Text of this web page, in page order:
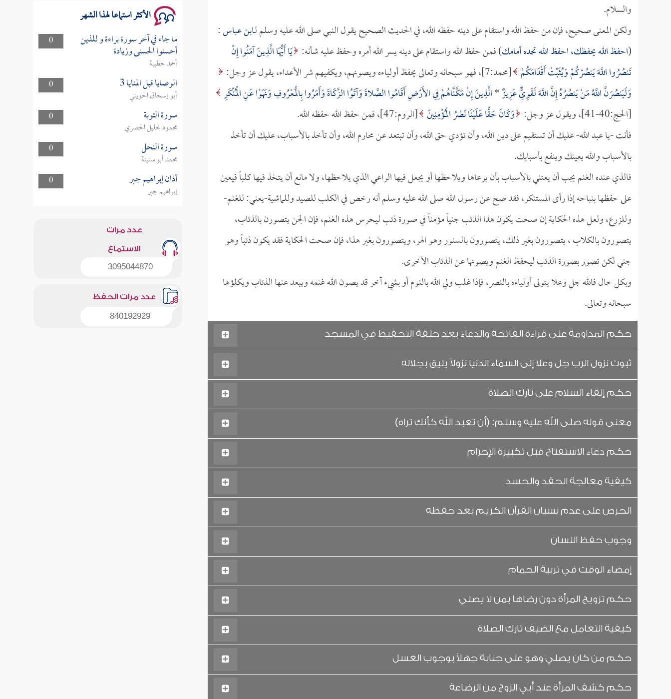
والسلام.
ولكن المعنى صحيح، فإن من حفظ الله واستقام على دينه حفظه الله، في الحديث الصحيح يقول النبي صلى الله عليه وسلم لـابن عباس:
(احفظ الله يحفظك، احفظ الله تجده أمامك) فمن حفظ الله واستقام على دينه يسر الله أمره وحفظ عليه شأنه: يَا أَيُّهَا الَّذِينَ آمَنُوا إِنْ
تَنصُرُوا اللَّهَ يَنصُرْكُمْ وَيُثَبِّتْ أَقْدَامَكُمْ [محمد:7]، فهو سبحانه وتعالى يحفظ أولياءه ويصونهم، ويكفيهم شر الأعداء، يقول عز وجل:
وَلَيَنصُرَنَّ اللَّهُ مَنْ يَنصُرُهُ إِنَّ اللَّهَ لَقَوِيٌّ عَزِيزٌ*الَّذِينَ إِنْ مَكَّنَّاهُمْ فِي الأَرْضِ أَقَامُوا الصَّلاةَ وَآتَوُا الزَّكَاةَ وَأَمَرُوا بِالْمَعْرُوفِ وَنَهَوْا عَنِ الْمُنْكَرِ
[الحج:40-41]، ويقول عز وجل:
وَكَانَ حَقًّا عَلَيْنَا نَصْرُ الْمُؤْمِنِينَ [الروم:47]، فمن حفظ الله حفظه الله.
فأنت -يا عبد الله- عليك أن تستقيم على دين الله، وأن تؤدي حق الله، وأن تبتعد عن محارم الله، وأن تأخذ بالأسباب، عليك أن تأخذ
بالأسباب والله يعينك وينفع بأسبابك.
فالذي عنده الغنم يجب أن يعتني بالأسباب بأن يرعاها ويلاحظها أو يجعل فيها الراعي الذي يلاحظها، ولا مانع أن يتخذ فيها كلباً فيعين
على حفظها بنباحه إذا رأى المستنكر، فقد صح عن رسول الله صلى الله عليه وسلم أنه رخص في الكلب للصيد وللماشية-يعني: للغنم-
وللزرع، ولعل هذه الحكاية إن صحت يكون هذا الذئب جنياً مؤمناً في صورة ذئب ليحرس هذه الغنم، فإن الجن يتصورن بالذئاب،
يتصورون بالكلاب ، يتصورون بغير ذلك، يتصورون بالسنور وهو الهر، ويتصورون بغير هذا، فإن صحت الحكاية فقد يكون ذئباً وهو
جني لكن تصور بصورة الذئب ليحفظ الغنم ويصونها عن الذئاب الأخرى.
وبكل حال فالله جل وعلا يتولى أولياءه بالنصر، فإذا غلب ولي الله بالنوم أو بشيء آخر قد يصون الله غنمه ويبعد عنها الذئاب ويكلؤها
سبحانه وتعالى.
حكم المداومة على قراءة الفاتحة والدعاء بعد حلقة التحفيظ في المسجد
ثبوت نزول الرب جل وعلا إلى السماء الدنيا نزولاً يليق بجلاله
حكم إلقاء السلام على تارك الصلاة
معنى قوله صلى الله عليه وسلم: (أن تعبد الله كأنك تراه)
حكم دعاء الاستفتاح قبل تكبيرة الإحرام
كيفية معالجة الحقد والحسد
الحرص على عدم نسيان القرآن الكريم بعد حفظه
وجوب حفظ اللسان
إمضاء الوقت في تربية الحمام
حكم تزويج المرأة دون رضاها بمن لا يصلي
كيفية التعامل مع الضيف تارك الصلاة
حكم من كان يصلي وهو على جنابة جهلاً بوجوب الغسل
حكم كشف المرأة عند أبي الزوج من الرضاعة
الأكثر استماعا لهذا الشهر
0 ما جاء في آخر سورة براءة و للذين
أحسنوا الحسنى وزيادة
أحمد حطيبة
0
الوصايا قبل المنايا 3
أبو إسحاق الحويني
0
سورة التوبة
محمود خليل الحصري
0
سورة النحل
محمد أبو سنينة
0
أذان إبراهيم جبر
إبراهيم جبر
عدد مرات
الاستماع
3095044870
عدد مرات الحفظ
840192929